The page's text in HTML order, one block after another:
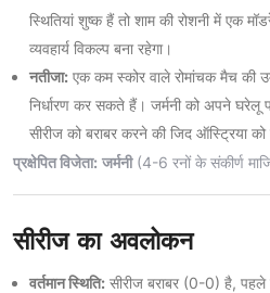
स्थितियां शुष्क हैं तो शाम की रोशनी में एक
व्यवहार्य विकल्प बना रहेगा।
नतीजा: एक कम स्कोर वाले रोमांचक मैच की
निर्धारण कर सकते हैं। जर्मनी को अपने घरेलू
सीरीज को बराबर करने की जिद ऑस्ट्रिया को
प्रक्षेपित विजेता: जर्मनी(4-6 रनों के संकीर्ण
सीरीज का अवलोकन
वर्तमान स्थिति: सीरीज बराबर (0-0) है, पहले